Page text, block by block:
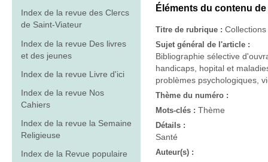
Index de la revue des Clercs
de Saint-Viateur
Index de la revue Des livres
et des jeunes
Index de la revue Livre d'ici
Index de la revue Nos
Cahiers
Index de la revue la Semaine
Religieuse
Index de la Revue populaire
Éléments du contenu
Titre de rubrique :
Sujet général de l'article :
Bibliographie sélective
handicaps, hopital et
problèmes psychologiques,
Thème du numéro :
Mots-clés : Thème
Détails :
Santé
Auteur(s) :